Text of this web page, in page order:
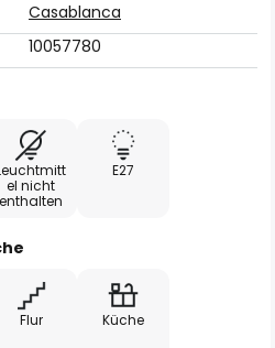
Casablanca
10057780
el nicht
enthalten
E27
Flur Küche